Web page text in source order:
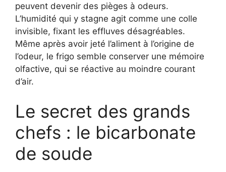
peuvent devenir des pièges à odeurs.
L’humidité qui y stagne agit comme une colle
invisible, fixant les effluves désagréables.
Même après avoir jeté l’aliment à l’origine de
l’odeur, le frigo semble conserver une mémoire
olfactive, qui se réactive au moindre courant
d’air.
Le secret des grands
chefs : le bicarbonate
de soude